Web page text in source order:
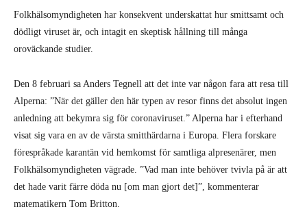
Folkhälsomyndigheten har konsekvent underskattat hur smittsamt och
dödligt viruset är, och intagit en skeptisk hållning till många
oroväckande studier.
Den 8 februari sa Anders Tegnell att det inte var någon fara att resa till
Alperna: ”När det gäller den här typen av resor finns det absolut ingen
anledning att bekymra sig för coronaviruset.” Alperna har i efterhand
visat sig vara en av de värsta smitthärdarna i Europa. Flera forskare
förespråkade karantän vid hemkomst för samtliga alpresenärer, men
Folkhälsomyndigheten vägrade. ”Vad man inte behöver tvivla på är att
det hade varit färre döda nu [om man gjort det]”, kommenterar
matematikern Tom Britton.